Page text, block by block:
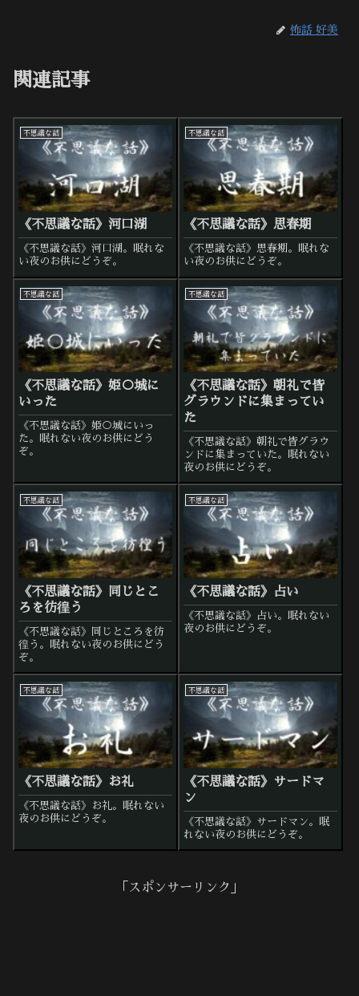
怖話 好美
関連記事
不思議な話
《不思議な話》河口湖
《不思議な話》河口湖。眠れな
い夜のお供にどうぞ。
不思議な話
《不思議な話》思春期
《不思議な話》思春期。眠れな
い夜のお供にどうぞ。
不思議な話
《不思議な話》姫○城に
いった
《不思議な話》姫○城にいっ
た。眠れない夜のお供にどう
ぞ。
不思議な話
《不思議な話》朝礼で皆
グラウンドに集まってい
た
《不思議な話》朝礼で皆グラウ
ンドに集まっていた。眠れない
夜のお供にどうぞ。
不思議な話
《不思議な話》同じとこ
ろを彷徨う
《不思議な話》同じところを彷
徨う。眠れない夜のお供にどう
ぞ。
不思議な話
《不思議な話》占い
《不思議な話》占い。眠れない
夜のお供にどうぞ。
不思議な話
《不思議な話》お礼
《不思議な話》お礼。眠れない
夜のお供にどうぞ。
不思議な話
《不思議な話》サードマ
ン
《不思議な話》サードマン。眠
れない夜のお供にどうぞ。
「スポンサーリンク」